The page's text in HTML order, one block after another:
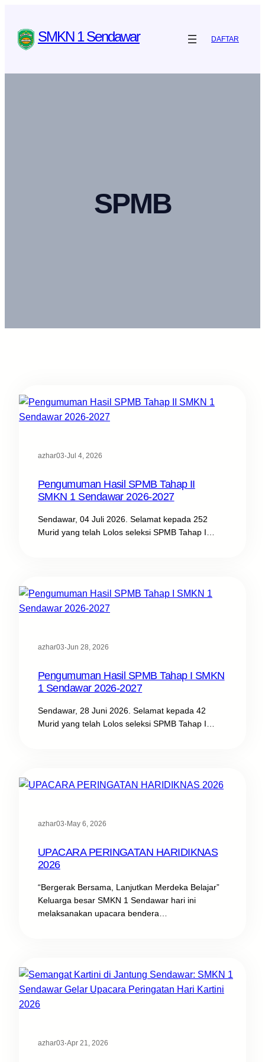
SMKN 1 Sendawar DAFTAR
SPMB
azhar03·Jul 4, 2026
Pengumuman Hasil SPMB Tahap II
SMKN 1 Sendawar 2026-2027
Sendawar, 04 Juli 2026. Selamat kepada 252
Murid yang telah Lolos seleksi SPMB Tahap I…
azhar03·Jun 28, 2026
Pengumuman Hasil SPMB Tahap I SMKN
1 Sendawar 2026-2027
Sendawar, 28 Juni 2026. Selamat kepada 42
Murid yang telah Lolos seleksi SPMB Tahap I…
azhar03· May 6, 2026
UPACARA PERINGATAN HARIDIKNAS
2026
“Bergerak Bersama, Lanjutkan Merdeka Belajar”
Keluarga besar SMKN 1 Sendawar hari ini
melaksanakan upacara bendera…
azhar03·Apr 21, 2026